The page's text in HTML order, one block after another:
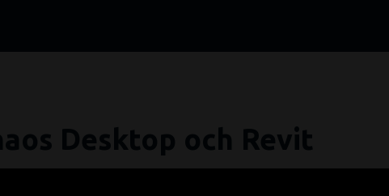
Desktop och Revit